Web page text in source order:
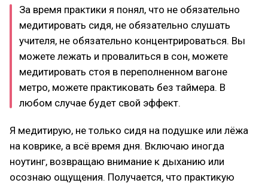
За время практики я понял, что не обязательно
медитировать сидя, не обязательно слушать
учителя, не обязательно концентрироваться. Вы
можете лежать и провалиться в сон, можете
медитировать стоя в переполненном вагоне
метро, можете практиковать без таймера. В
любом случае будет свой эффект.
Я медитирую, не только сидя на подушке или лёжа
на коврике, а всё время дня. Включаю иногда
ноутинг, возвращаю внимание к дыханию или
осознаю ощущения. Получается, что практикую